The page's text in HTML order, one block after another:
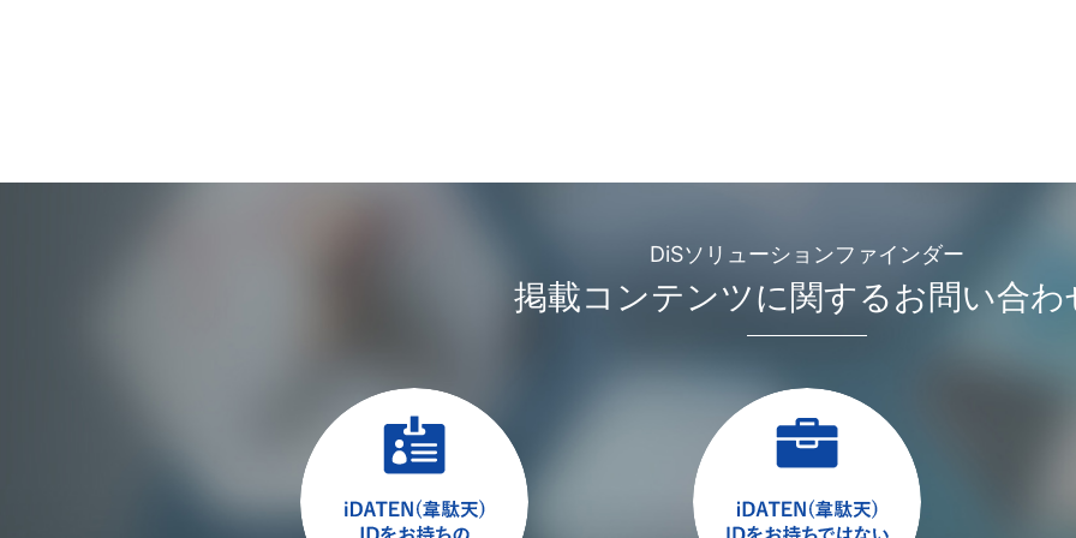
DiSソリューションファインダー
掲載コンテンツに関するお問い合わ